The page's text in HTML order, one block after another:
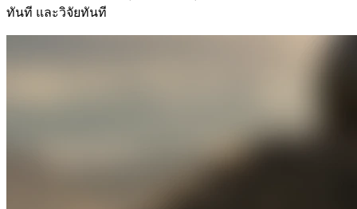
ทันที และวิจัยทันที